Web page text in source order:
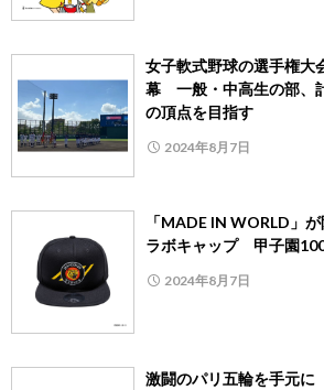
女子軟式野球の選手権大
幕 一般・中高生の部、
の頂点を目指す
2024年8月7日
「MADE IN WORLD」
ラボキャップ 甲子園
2024年8月7日
激闘のパリ五輪を手元